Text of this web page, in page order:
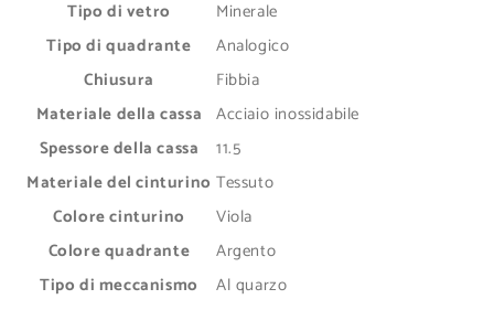
p
Tipo di vetro
Minerale
Tipo di quadrante
Analogico
Chiusura
Fibbia
Materiale della cassa Acciaio inossidabile
Spessore della cassa
11.5
Materiale del cinturino Tessuto
Colore cinturino
Viola
Colore quadrante
Argento
Tipo di meccanismo
Al quarzo